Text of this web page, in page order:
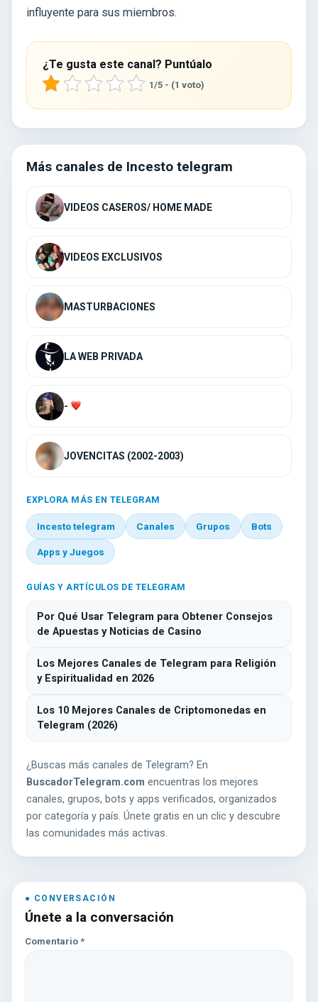
influyente para sus miembros.
¿Te gusta este canal? Puntúalo
1/5 - (1 voto)
Más canales de Incesto telegram
VIDEOS CASEROS/ HOME MADE
VIDEOS EXCLUSIVOS
MASTURBACIONES
LA WEB PRIVADA
-
JOVENCITAS (2002-2003)
EXPLORA MÁS EN TELEGRAM
Incesto telegram Canales Grupos Bots
Apps y Juegos
GUÍAS Y ARTÍCULOS DE TELEGRAM
Por Qué Usar Telegram para Obtener Consejos
de Apuestas y Noticias de Casino
Los Mejores Canales de Telegram para Religión
y Espiritualidad en 2026
Los 10 Mejores Canales de Criptomonedas en
Telegram (2026)
¿Buscas más canales de Telegram? En
BuscadorTelegram.com encuentras los mejores
canales, grupos, bots y apps verificados, organizados
por categoría y país. Únete gratis en un clic y descubre
las comunidades más activas.
Únete a la conversación
Comentario *